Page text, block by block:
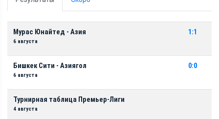
Мурас Юнайтед - Азия
6 августа
1:1
Бишкек Сити - Азиягол
6 августа
0:0
Турнирная таблица Премьер-Лиги
4 августа